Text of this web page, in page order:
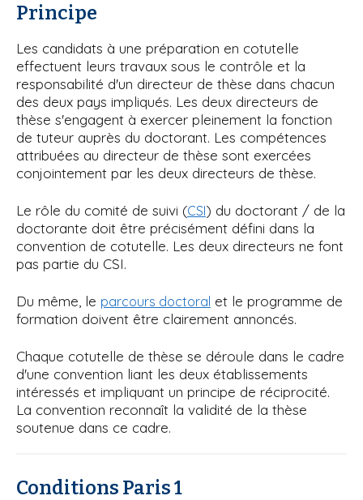
Principe
Les candidats à une préparation en cotutelle
effectuent leurs travaux sous le contrôle et la
responsabilité d'un directeur de thèse dans chacun
des deux pays impliqués. Les deux directeurs de
thèse s'engagent à exercer pleinement la fonction
de tuteur auprès du doctorant. Les compétences
attribuées au directeur de thèse sont exercées
conjointement par les deux directeurs de thèse.
Le rôle du comité de suivi (CSI) du doctorant / de la
doctorante doit être précisément défini dans la
convention de cotutelle. Les deux directeurs ne font
pas partie du CSI.
Du même, le parcours doctoral et le programme de
formation doivent être clairement annoncés.
Chaque cotutelle de thèse se déroule dans le cadre
d'une convention liant les deux établissements
intéressés et impliquant un principe de réciprocité.
La convention reconnaît la validité de la thèse
soutenue dans ce cadre.
Conditions Paris 1